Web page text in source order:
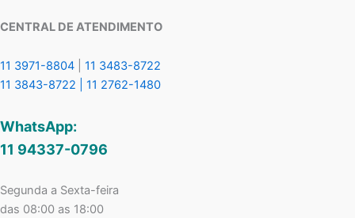
CENTRAL DE ATENDIMENTO
11 3971-8804
11 3483-8722
11 3843-8722 | 11 2762-1480
WhatsApp:
11 94337-0796
Segunda a Sexta-feira
das 08:00 as 18:00